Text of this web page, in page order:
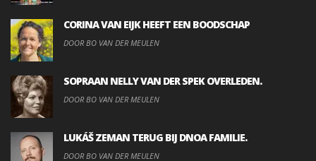
CORINA VAN EIJK HEEFT EEN BOODSCHAP
DOOR BO VAN DER MEULEN
SOPRAAN NELLY VAN DER SPEK OVERLEDEN.
DOOR BO VAN DER MEULEN
LUKÁŠ ZEMAN TERUG BIJ DNOA FAMILIE.
DOOR BO VAN DER MEULEN